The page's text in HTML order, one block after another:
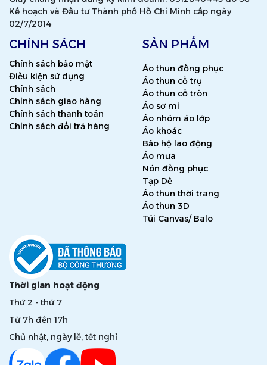
Kế hoạch và Đầu tư Thành phố Hồ Chí Minh cấp ngày
02/7/2014
CHÍNH SÁCH
Chính sách bảo mật
Điều kiện sử dụng
Chính sách
Chính sách giao hàng
Chính sách thanh toán
Chính sách đổi trả hàng
SẢN PHẨM
Áo thun đồng phục
Áo thun cổ trụ
Áo thun cổ tròn
Áo sơ mi
Áo nhóm áo lớp
Áo khoác
Bảo hộ lao động
Áo mưa
Nón đồng phục
Tạp Dề
Áo thun thời trang
Áo thun 3D
Túi Canvas/ Balo
Thời gian hoạt động
Thứ 2 - thứ 7
Từ 7h đến 17h
Chủ nhật, ngày lễ, tết nghỉ